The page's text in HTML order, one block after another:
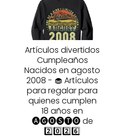
Artículos divertidos
Cumpleaños
Nacidos en agosto
2008 - 🧁 Artículos
para regalar para
quienes cumplen
18 años en
🅐🅖🅞🅢🅣🅞 de
2️⃣0️⃣2️⃣6️⃣